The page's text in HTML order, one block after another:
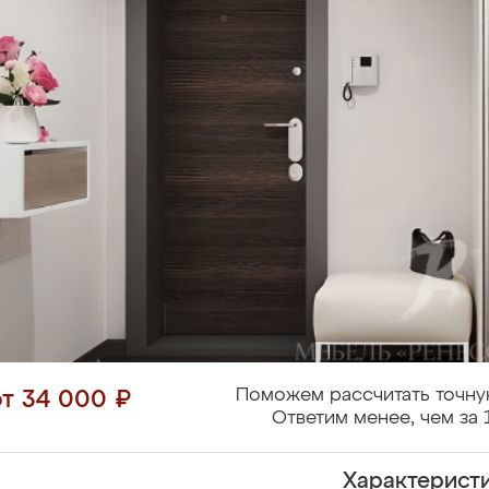
34 000 ₽
Поможем рассчитать
Ответим менее, чем за